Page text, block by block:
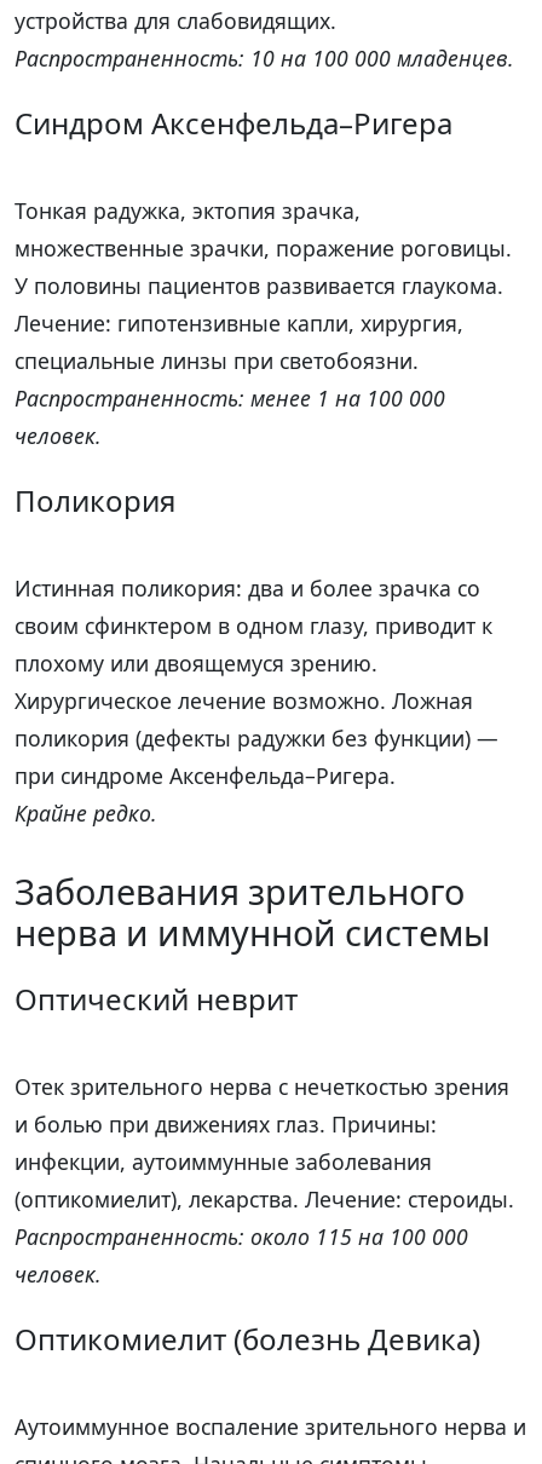
устройства для слабовидящих.
Распространенность: 10 на 100 000 младенцев.
Синдром Аксенфельда–Ригера
Тонкая радужка, эктопия зрачка,
множественные зрачки, поражение роговицы.
У половины пациентов развивается глаукома.
Лечение: гипотензивные капли, хирургия,
специальные линзы при светобоязни.
Распространенность: менее 1 на 100 000
человек.
Поликория
Истинная поликория: два и более зрачка со
своим сфинктером в одном глазу, приводит к
плохому или двоящемуся зрению.
Хирургическое лечение возможно. Ложная
поликория (дефекты радужки без функции) —
при синдроме Аксенфельда–Ригера.
Крайне редко.
Заболевания зрительного
нерва и иммунной системы
Оптический неврит
Отек зрительного нерва с нечеткостью зрения
и болью при движениях глаз. Причины:
инфекции, аутоиммунные заболевания
(оптикомиелит), лекарства. Лечение: стероиды.
Распространенность: около 115 на 100 000
человек.
Оптикомиелит (болезнь Девика)
Аутоиммунное воспаление зрительного нерва и